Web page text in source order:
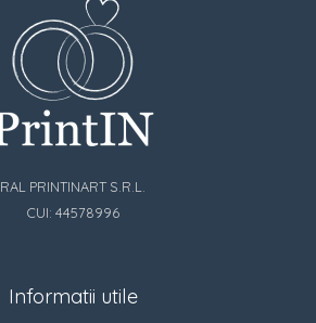
RAL PRINTINART S.R.L.
CUI: 44578996
Informatii utile